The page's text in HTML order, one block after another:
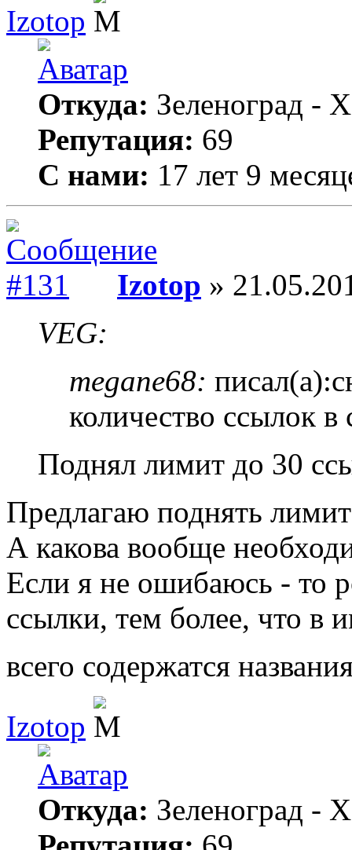
Izotop
Откуда: Зеленоград -
Репутация: 69
С нами: 17 лет 9
Izotop »
VEG:
megane68:
количество ссылок
Поднял лимит до 30
Предлагаю поднять
А какова вообще
Если я не ошибаюсь - то
ссылки, тем более, что в
всего содержатся
Izotop
Откуда: Зеленоград -